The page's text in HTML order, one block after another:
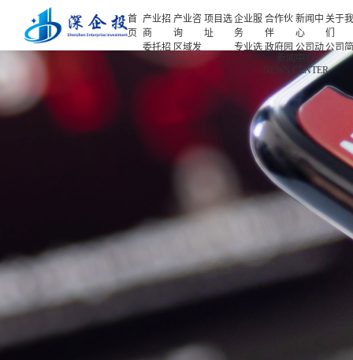
首
页
产业招
商
委托招
招商策
产业咨
询
区域发
项目选
址
企业服
务
专业选
投融资
服务
合作伙
伴
政府园
区
企业客
户
行业协
会
基金公
司
新闻中
心
公司动
产业观
察
关于
们
公司
介
人力
源
联系
产业咨询
新闻中心
NEWS CENTER